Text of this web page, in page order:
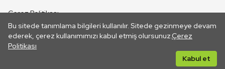
Bu sitede tanımlama bilgileri kullanılır. Sitede gezinmeye devam
ederek, çerez kullanımımızı kabul etmiş olursunuz.Çerez
Politikası
Kabul et
CANLI YAYINLAR
Çerez Politikası
İletişim
Her hakkı saklıdır. ©2026 TRT. Bağlantı yoluyla gidilen dış